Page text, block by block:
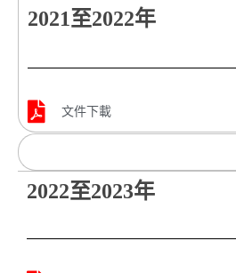
2021至2022年
文件下載
2022至2023年